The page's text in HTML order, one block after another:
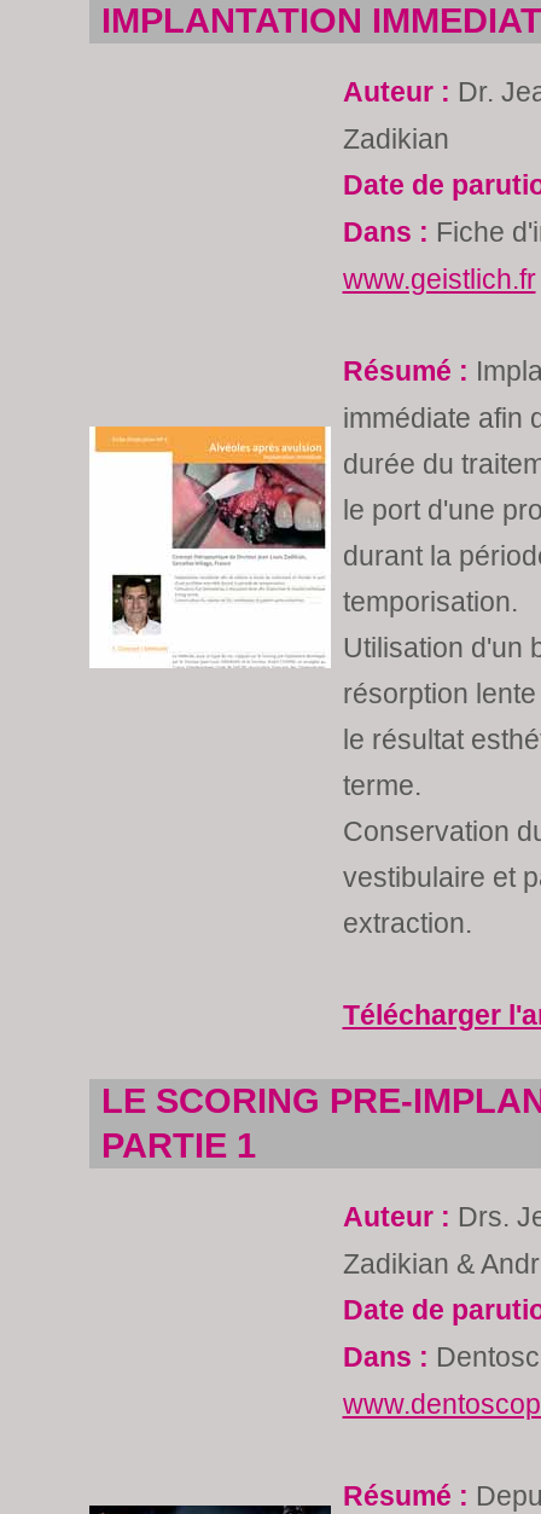
IMPLANTATION
Auteur : Dr.
Zadikian
Date de
Dans : Fiche
www.geistlich.fr
Résumé :
immédiate afin
durée du
le port d'une
durant la
temporisation.
Utilisation d'un
résorption
le résultat
terme.
Conservation
vestibulaire et
extraction.
Télécharger
LE SCORING PRE-
PARTIE 1
Auteur : Drs.
Zadikian &
Date de
Dans :
Résumé :